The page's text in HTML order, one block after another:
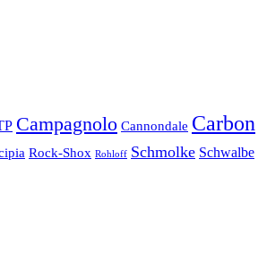
Campagnolo Cannondale Carbon
Rock-Shox Rohloff Schmolke Schwalbe